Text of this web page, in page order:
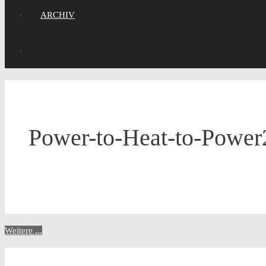
ARCHIV
Power-to-Heat-to-
Weitere ...